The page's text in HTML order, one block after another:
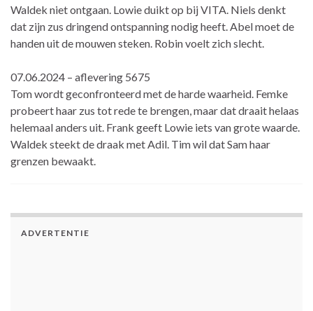
Waldek niet ontgaan. Lowie duikt op bij VITA. Niels denkt
dat zijn zus dringend ontspanning nodig heeft. Abel moet de
handen uit de mouwen steken. Robin voelt zich slecht.
07.06.2024 – aflevering 5675
Tom wordt geconfronteerd met de harde waarheid. Femke
probeert haar zus tot rede te brengen, maar dat draait helaas
helemaal anders uit. Frank geeft Lowie iets van grote waarde.
Waldek steekt de draak met Adil. Tim wil dat Sam haar
grenzen bewaakt.
ADVERTENTIE